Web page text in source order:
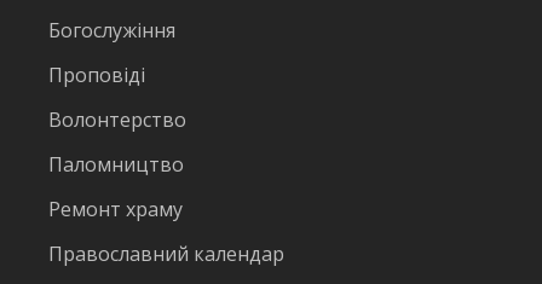
Богослужіння
Проповіді
Волонтерство
Паломництво
Ремонт храму
Православний календар